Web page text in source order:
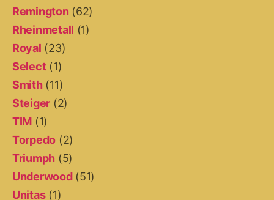
Remington (62)
Rheinmetall (1)
Royal (23)
Select(1)
Smith(11)
Steiger (2)
TIM (1)
Torpedo (2)
Triumph (5)
Underwood(51)
Unitas(1)